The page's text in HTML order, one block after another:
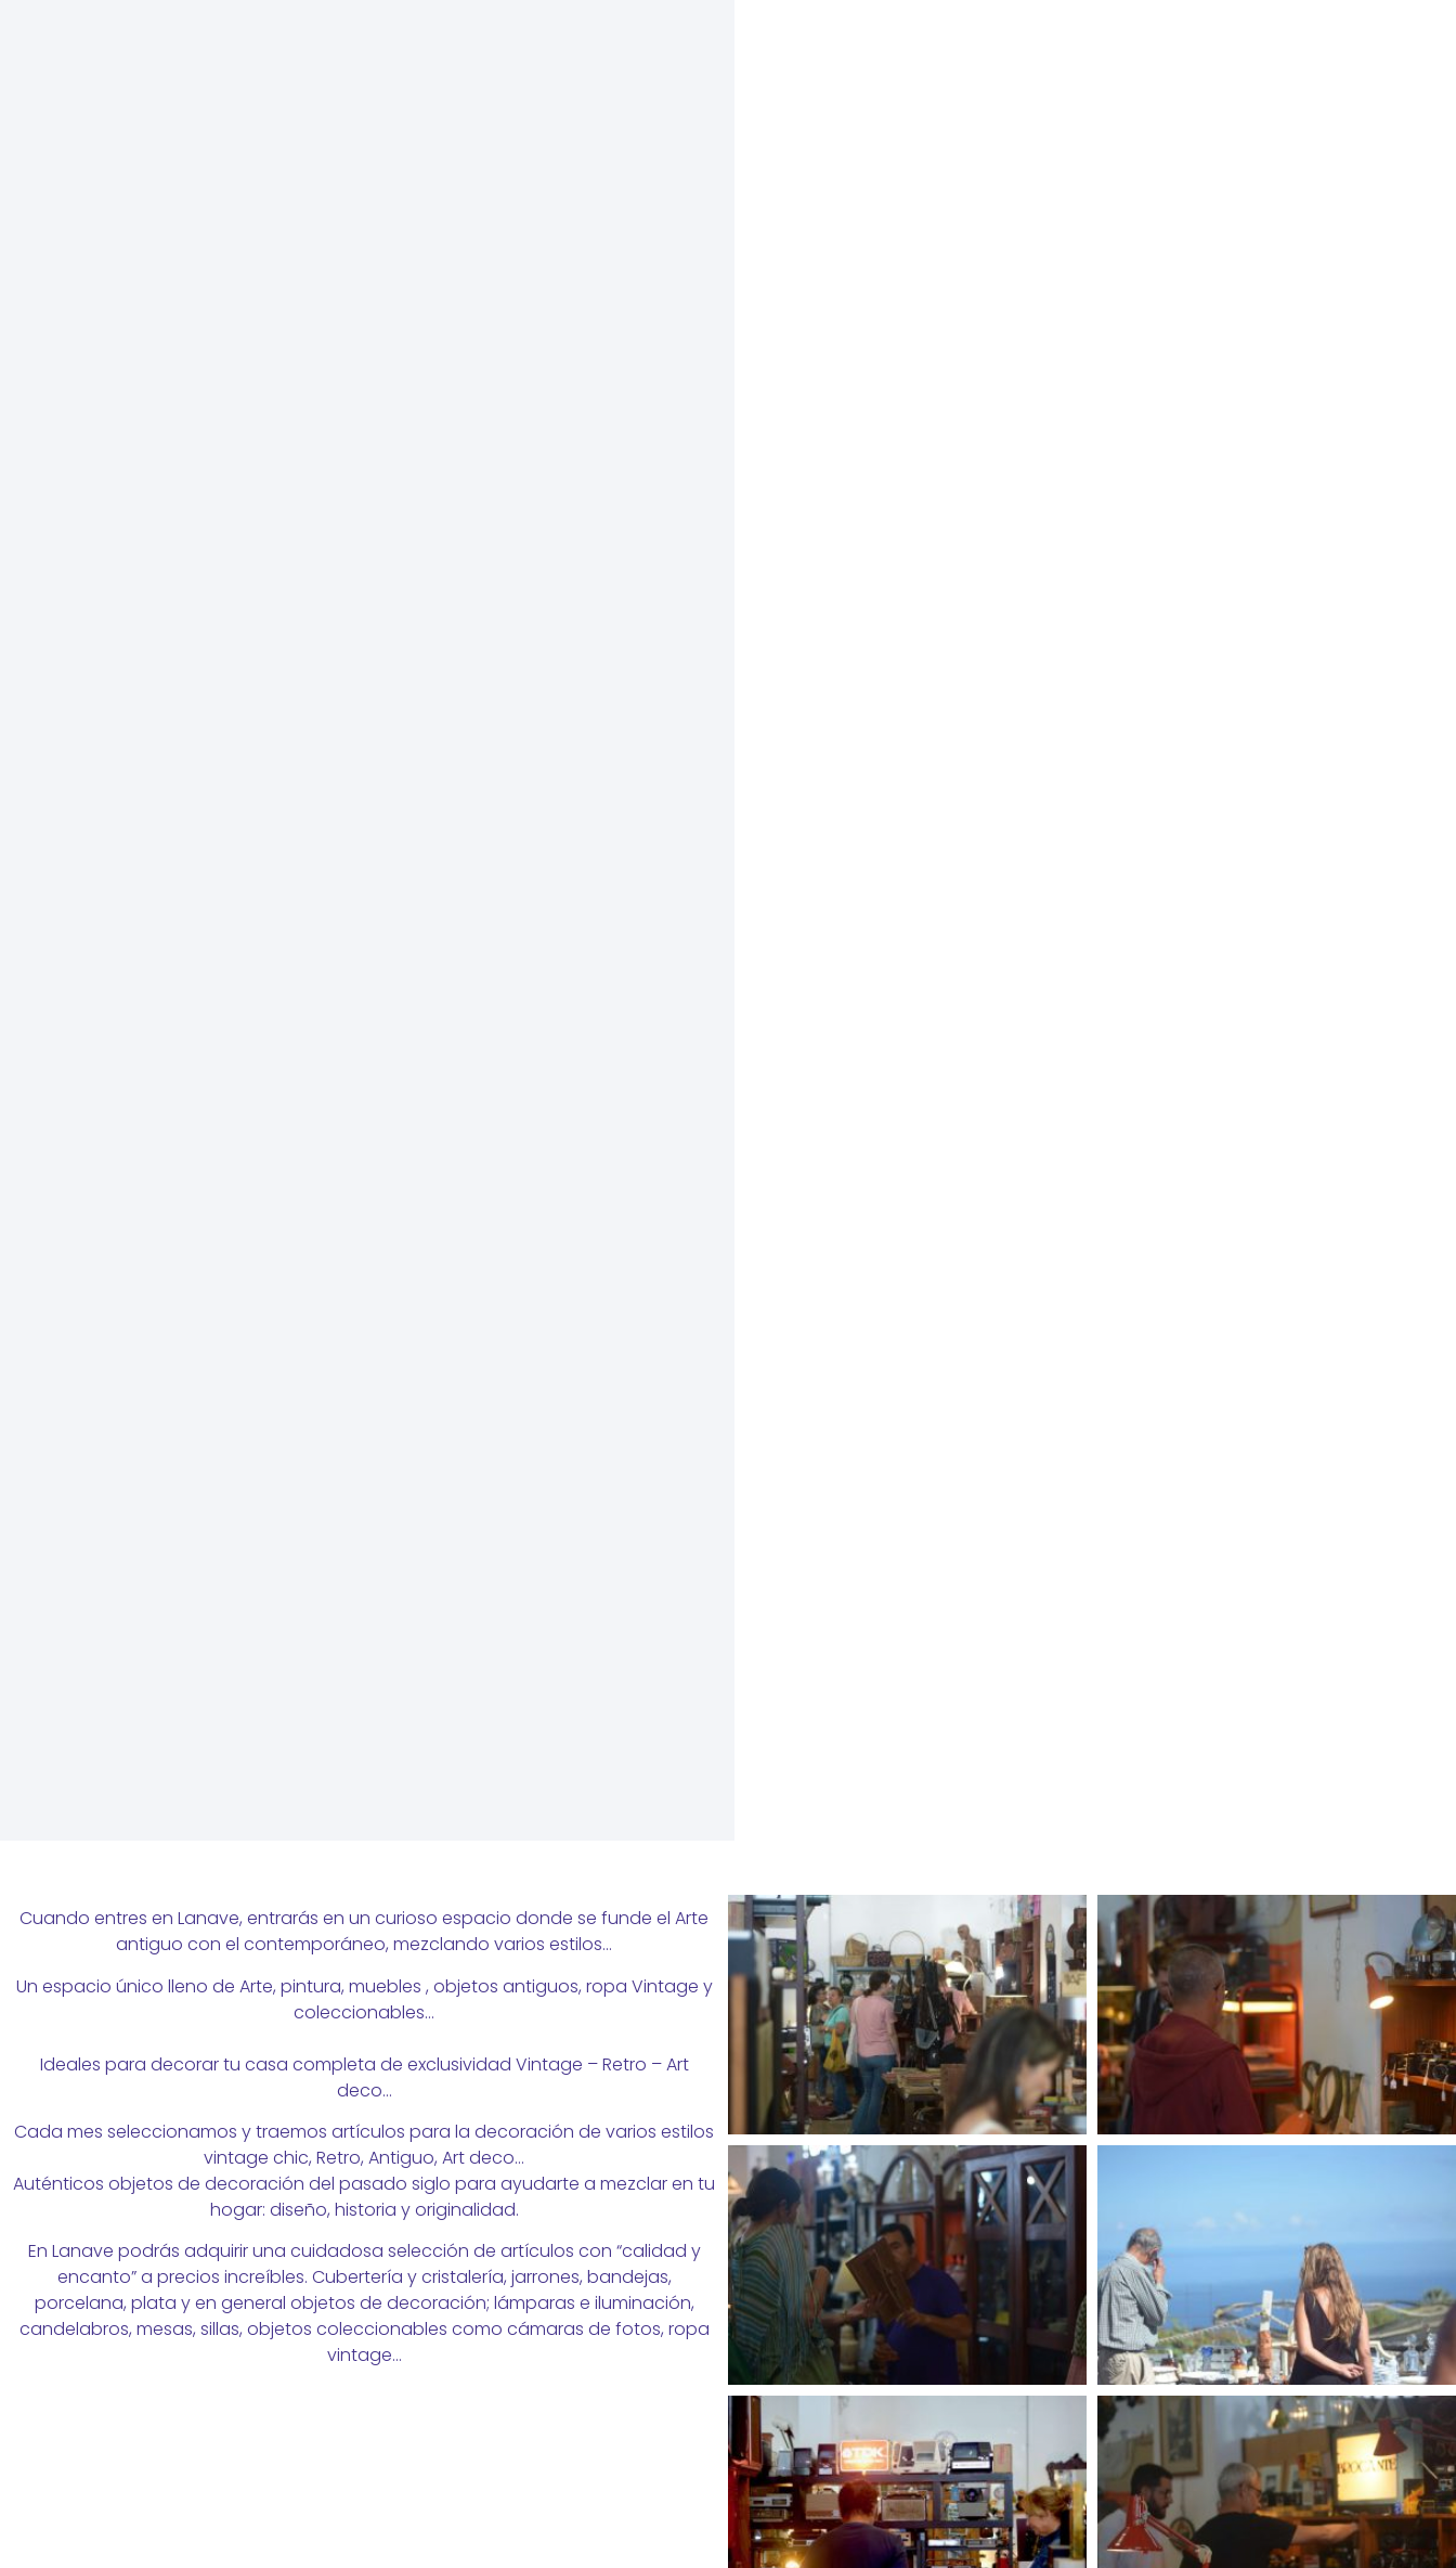
Cuando entres en Lanave, entrarás en un curioso espacio donde se funde el Arte
antiguo con el contemporáneo, mezclando varios estilos…
Un espacio único lleno de Arte, pintura, muebles , objetos antiguos, ropa Vintage y
coleccionables…
Ideales para decorar tu casa completa de exclusividad Vintage – Retro – Art
deco…
Cada mes seleccionamos y traemos artículos para la decoración de varios estilos
vintage chic, Retro, Antiguo, Art deco…
Auténticos objetos de decoración del pasado siglo para ayudarte a mezclar en tu
hogar: diseño, historia y originalidad.
En Lanave podrás adquirir una cuidadosa selección de artículos con “calidad y
encanto” a precios increíbles. Cubertería y cristalería, jarrones, bandejas,
porcelana, plata y en general objetos de decoración; lámparas e iluminación,
candelabros, mesas, sillas, objetos coleccionables como cámaras de fotos, ropa
vintage…